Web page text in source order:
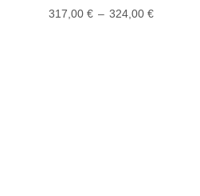
317,00 € – 324,00 €